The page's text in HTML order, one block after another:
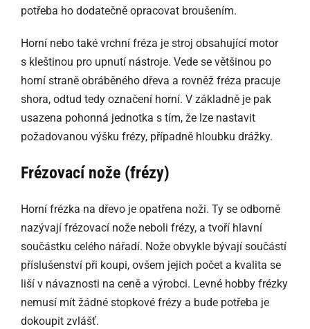
potřeba ho dodatečně opracovat broušením.
Horní nebo také vrchní fréza je stroj obsahující motor
s kleštinou pro upnutí nástroje. Vede se většinou po
horní straně obráběného dřeva a rovněž fréza pracuje
shora, odtud tedy označení horní. V základně je pak
usazena pohonná jednotka s tím, že lze nastavit
požadovanou výšku frézy, případně hloubku drážky.
Frézovací nože (frézy)
Horní frézka na dřevo je opatřena noži. Ty se odborně
nazývají frézovací nože neboli frézy, a tvoří hlavní
součástku celého nářadí. Nože obvykle bývají součástí
příslušenství při koupi, ovšem jejich počet a kvalita se
liší v návaznosti na ceně a výrobci. Levné hobby frézky
nemusí mít žádné stopkové frézy a bude potřeba je
dokoupit zvlášť.